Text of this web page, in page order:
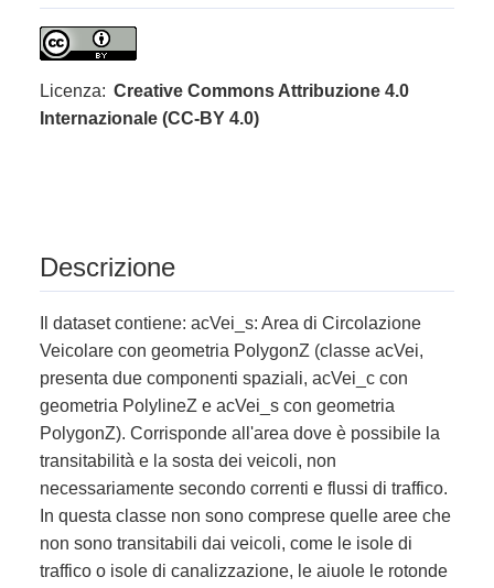
Licenza: Creative Commons Attribuzione 4.0
Internazionale (CC-BY 4.0)
Descrizione
Il dataset contiene: acVei_s: Area di Circolazione
Veicolare con geometria PolygonZ (classe acVei,
presenta due componenti spaziali, acVei_c con
geometria PolylineZ e acVei_s con geometria
PolygonZ). Corrisponde all'area dove è possibile la
transitabilità e la sosta dei veicoli, non
necessariamente secondo correnti e flussi di traffico.
In questa classe non sono comprese quelle aree che
non sono transitabili dai veicoli, come le isole di
traffico o isole di canalizzazione, le aiuole le rotonde